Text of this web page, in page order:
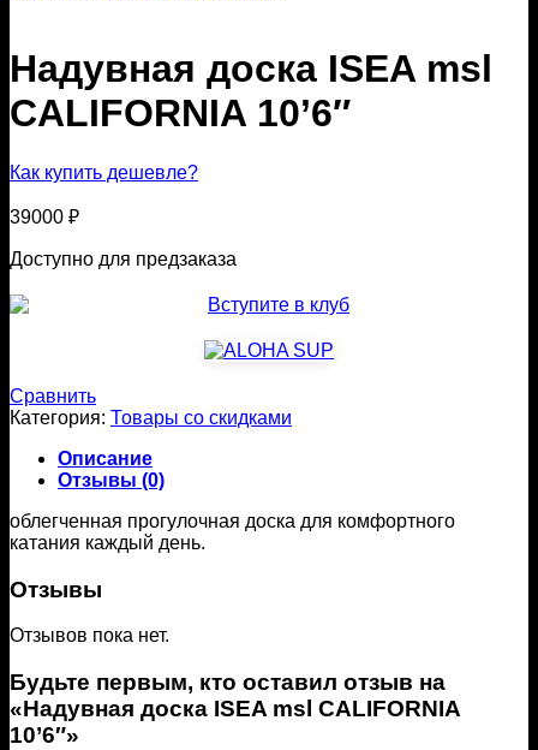
Надувная доска ISEA msl
CALIFORNIA 10’6″
Как купить дешевле?
39000 ₽
Доступно для предзаказа
Сравнить
Категория: Товары со скидками
Описание
Отзывы (0)
облегченная прогулочная доска для комфортного
катания каждый день.
Отзывы
Отзывов пока нет.
Будьте первым, кто оставил отзыв на
«Надувная доска ISEA msl CALIFORNIA
10’6″»